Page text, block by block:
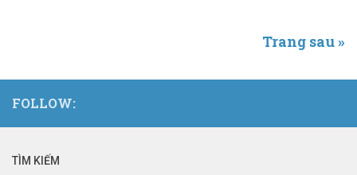
Trang sau »
FOLLOW:
TÌM KIẾM